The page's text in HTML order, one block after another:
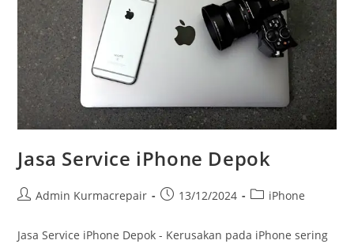
Jasa Service iPhone Depok
Admin Kurmacrepair 13/12/2024 iPhone
Jasa Service iPhone Depok - Kerusakan pada iPhone sering